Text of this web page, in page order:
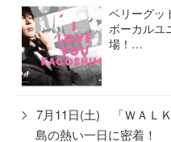
ベリーグッ
ボーカルユ
場！…
7月11日(土) 「ＷＡＬ
島の熱い一日に密着！